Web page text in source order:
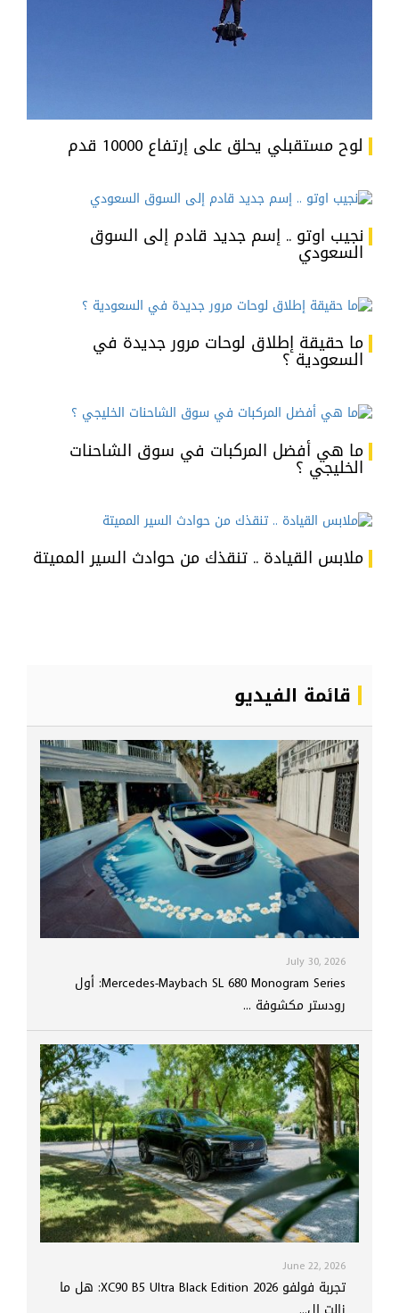
لوح مستقبلي يحلق على إرتفاع 10000 قدم
نجيب اوتو .. إسم جديد قادم إلى السوق
السعودي
ما حقيقة إطلاق لوحات مرور جديدة في
السعودية ؟
ما هي أفضل المركبات في سوق الشاحنات
الخليجي ؟
ملابس القيادة .. تنقذك من حوادث السير المميتة
قائمة الفيديو
July 30, 2026
Mercedes-Maybach SL 680 Monogram Series: أول
رودستر مكشوفة ...
June 22, 2026
تجربة فولفو XC90 B5 Ultra Black Edition 2026: هل ما